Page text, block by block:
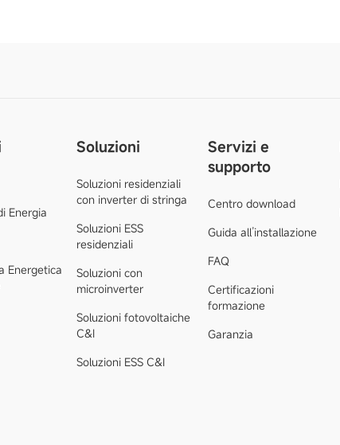
Energia
Energetica
Soluzioni
Soluzioni residenziali
con inverter di stringa
Soluzioni ESS
residenziali
Soluzioni con
microinverter
Soluzioni fotovoltaiche
C&I
Soluzioni ESS C&I
Servizi e
supporto
Centro download
Guida all’installazione
FAQ
Certificazioni
formazione
Garanzia